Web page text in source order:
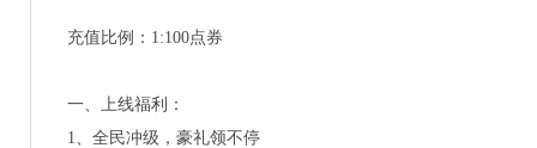
充值比例：1:100点券
一、上线福利：
1、全民冲级，豪礼领不停